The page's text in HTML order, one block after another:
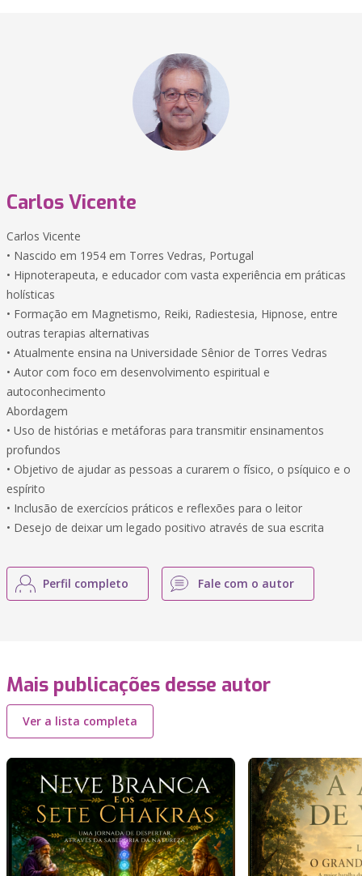
Carlos Vicente
Carlos Vicente
• Nascido em 1954 em Torres Vedras, Portugal
• Hipnoterapeuta, e educador com vasta experiência em práticas
holísticas
• Formação em Magnetismo, Reiki, Radiestesia, Hipnose, entre
outras terapias alternativas
• Atualmente ensina na Universidade Sênior de Torres Vedras
• Autor com foco em desenvolvimento espiritual e
autoconhecimento
Abordagem
• Uso de histórias e metáforas para transmitir ensinamentos
profundos
• Objetivo de ajudar as pessoas a curarem o físico, o psíquico e o
espírito
• Inclusão de exercícios práticos e reflexões para o leitor
• Desejo de deixar um legado positivo através de sua escrita
Perfil completo Fale com o autor
Mais publicações desse autor
Ver a lista completa